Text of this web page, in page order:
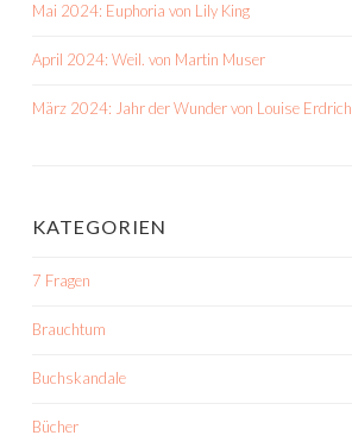
Mai 2024: Euphoria von Lily King
April 2024: Weil. von Martin Muser
März 2024: Jahr der Wunder von Louise Erdrich
KATEGORIEN
7 Fragen
Brauchtum
Buchskandale
Bücher